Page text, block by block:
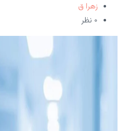
زهرا ق
۰ نظر